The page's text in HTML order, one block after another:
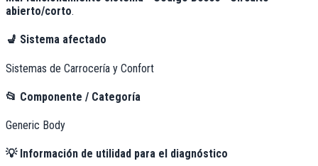
abierto/corto.
💺 Sistema afectado
Sistemas de Carrocería y Confort
📂 Componente / Categoría
Generic Body
💡Información de utilidad para el diagnóstico